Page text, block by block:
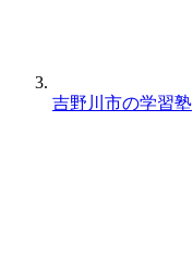
吉野川市の学習塾